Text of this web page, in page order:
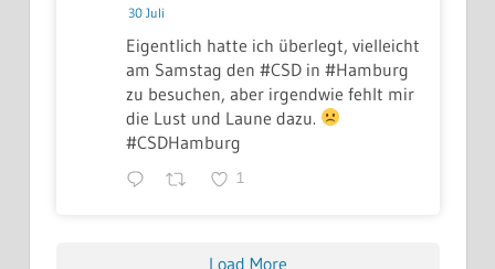
30 Juli
Eigentlich hatte ich überlegt, vielleicht
am Samstag den #CSD in #Hamburg
zu besuchen, aber irgendwie fehlt mir
die Lust und Laune dazu.
#CSDHamburg
1
Load More